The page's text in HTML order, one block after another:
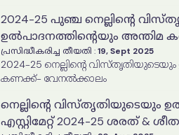
2024-25 പുഞ്ച നെല്ലിന്റെ
ഉൽപാദനത്തിന്റെയും അന്തിമ
പ്രസിദ്ധീകരിച്ച തീയതി :19, Sept 2025
2024-25 നെല്ലിന്റെ വിസ്തൃതിയുടെയും ഉൽപാദനത്തിന്റെയും അന്തിമ
കണക്ക്- വേനൽക്കാലം
നെല്ലിൻ്റെ വിസ്തൃതിയുടെയും
എസ്റ്റിമേറ്റ് 2024-25 ശരത് &